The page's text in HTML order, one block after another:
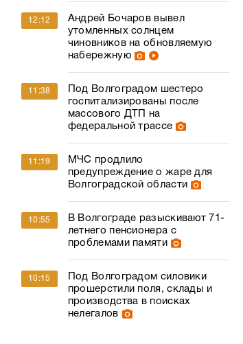
12:12
Андрей Бочаров вывел
утомленных солнцем
чиновников на обновляемую
набережную
11:38
Под Волгоградом шестеро
госпитализированы после
массового ДТП на
федеральной трассе
11:19
МЧС продлило
предупреждение о жаре для
Волгоградской области
10:55
В Волгограде разыскивают 71-
летнего пенсионера с
проблемами памяти
10:15
Под Волгоградом силовики
прошерстили поля, склады и
производства в поисках
нелегалов